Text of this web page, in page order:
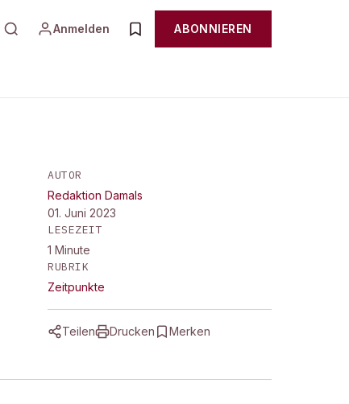
Anmelden ABONNIEREN
AUTOR
Redaktion Damals
01. Juni 2023
LESEZEIT
1 Minute
RUBRIK
Zeitpunkte
Teilen Drucken Merken